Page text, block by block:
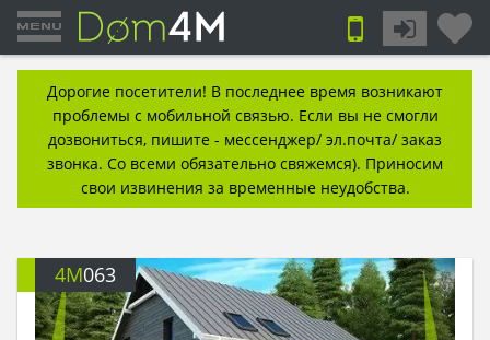
Дорогие посетители! В последнее время возникают
проблемы с мобильной связью. Если вы не смогли
дозвониться, пишите - мессенджер/ эл.почта/ заказ
звонка. Со всеми обязательно свяжемся). Приносим
свои извинения за временные неудобства.
4M063